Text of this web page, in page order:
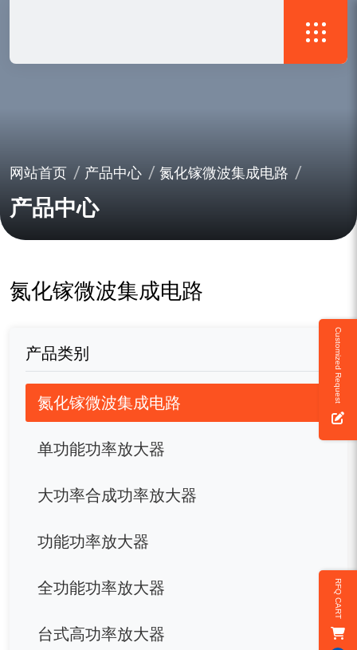
网站首页 产品中心 氮化镓微波集成电路
产品中心
氮化镓微波集成电路
产品类别
氮化镓微波集成电路
单功能功率放大器
大功率合成功率放大器
功能功率放大器
全功能功率放大器
台式高功率放大器
RFQ CART
Customized Request